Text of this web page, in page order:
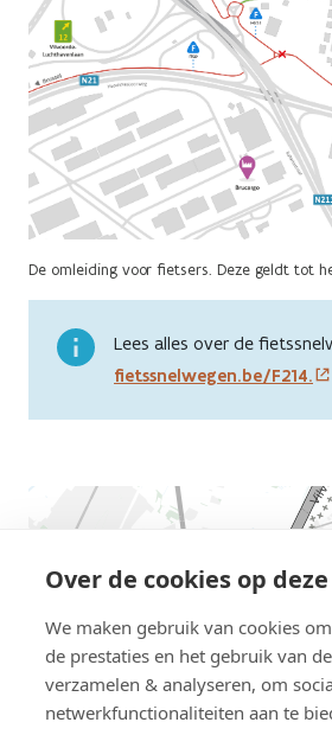
Over de cookies op
We maken gebruik van cookies
de prestaties en het gebruik van
verzamelen & analyseren, om
netwerkfunctionaliteiten aan te
De omleiding voor fietsers. Deze geldt tot
Lees alles over de
fietssnelwegen.be/F214.
AWV
map
displaying
location
this
road